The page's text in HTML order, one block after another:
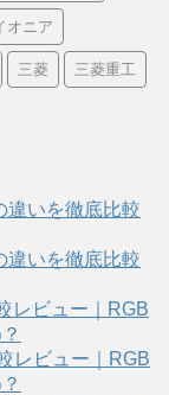
オニア
三菱 三菱重工
違いを徹底比較
違いを徹底比較
レビュー｜RGB
レビュー｜RGB